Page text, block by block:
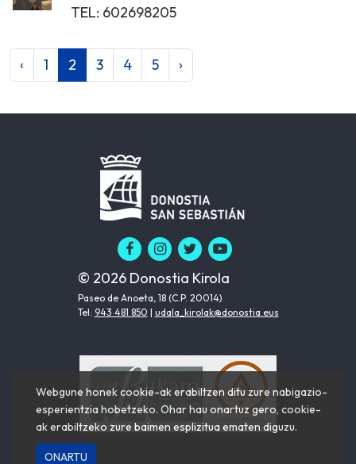
TEL: 602698205
‹ 1 2 3 4 5 ›
© 2026 Donostia Kirola
Paseo de Anoeta, 18 (C.P. 20014)
Tel: 943 481 850 | udala_kirolak@donostia.eus
Webgune honek cookie-ak erabiltzen ditu zure nabigazio-
esperientzia hobetzeko. Ohar hau onartuz gero, cookie-
ak erabiltzeko zure baimen esplizitua ematen diguzu.
ONARTU